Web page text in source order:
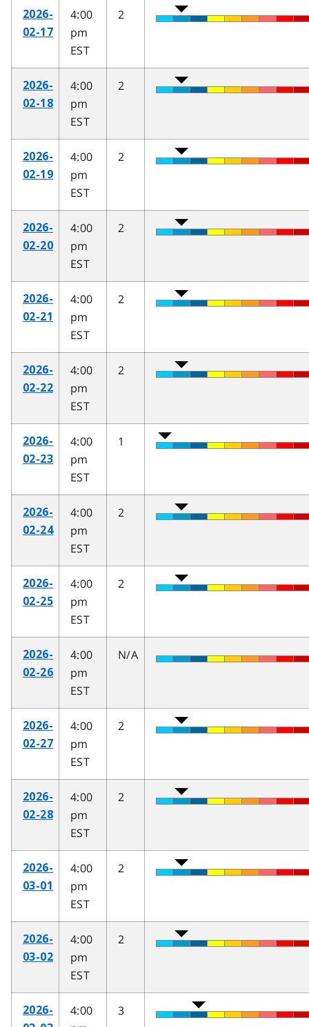
2026-
02-17
4:00
pm
EST
2
2026-
02-18
4:00
pm
EST
2
2026-
02-19
4:00
pm
EST
2
2026-
02-20
4:00
pm
EST
2
2026-
02-21
4:00
pm
EST
2
2026-
02-22
4:00
pm
EST
2
2026-
02-23
4:00
pm
EST
1
2026-
02-24
4:00
pm
EST
2
2026-
02-25
4:00
pm
EST
2
2026-
02-26
4:00
pm
EST
N/A
2026-
02-27
4:00
pm
EST
2
2026-
02-28
4:00
pm
EST
2
2026-
03-01
4:00
pm
EST
2
2026-
03-02
4:00
pm
EST
2
2026-
4:00
3